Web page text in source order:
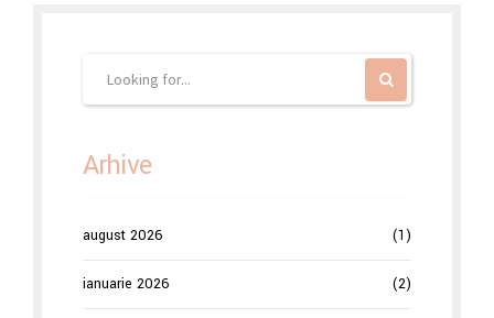
Arhive
august 2026 (1)
ianuarie 2026 (2)